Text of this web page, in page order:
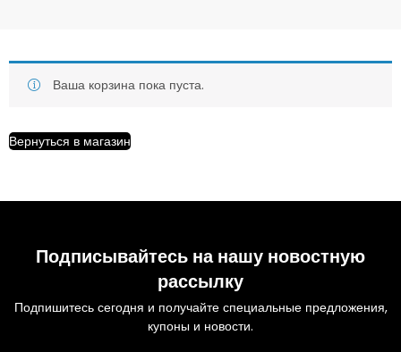
Ваша корзина пока пуста.
Вернуться в магазин
Подписывайтесь на нашу новостную
рассылку
Подпишитесь сегодня и получайте специальные предложения,
купоны и новости.